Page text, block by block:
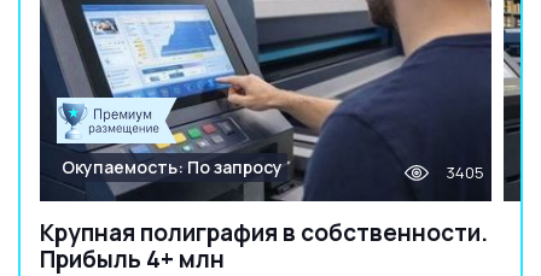
Крупная полиграфия в собственности.
Прибыль 4+ млн
Окупаемость: По запросу 3405